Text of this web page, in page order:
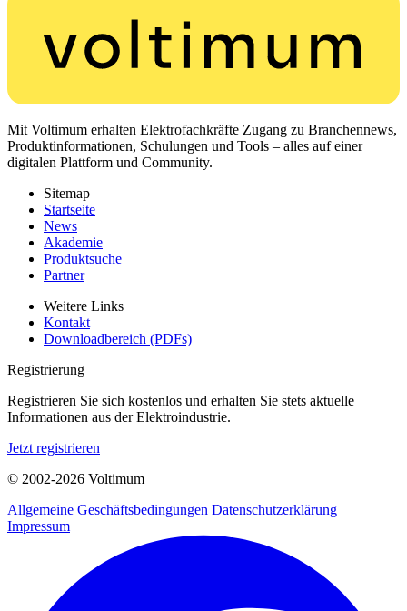
Mit Voltimum erhalten Elektrofachkräfte Zugang zu Branchennews,
Produktinformationen, Schulungen und Tools – alles auf einer
digitalen Plattform und Community.
Sitemap
Startseite
News
Akademie
Produktsuche
Partner
Weitere Links
Kontakt
Downloadbereich (PDFs)
Registrierung
Registrieren Sie sich kostenlos und erhalten Sie stets aktuelle
Informationen aus der Elektroindustrie.
Jetzt registrieren
© 2002-2026 Voltimum
Allgemeine Geschäftsbedingungen Datenschutzerklärung
Impressum